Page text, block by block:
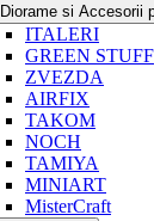
Diorame si Accesorii
ITALERI
GREEN STUFF
ZVEZDA
AIRFIX
TAKOM
NOCH
TAMIYA
MINIART
MisterCraft